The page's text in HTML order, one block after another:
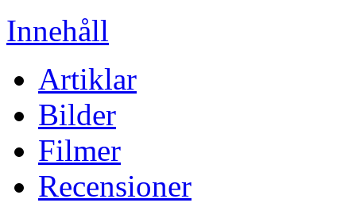
Innehåll
Artiklar
Bilder
Filmer
Recensioner